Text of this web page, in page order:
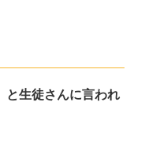
と生徒さんに言われ